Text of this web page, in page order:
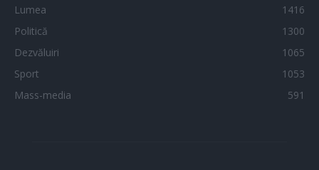
Lumea
1416
Politică
1300
Dezvăluiri
1065
Sport
1053
Mass-media
591